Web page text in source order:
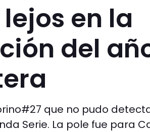
en la
del
que no pudo
Serie. La pole fue para